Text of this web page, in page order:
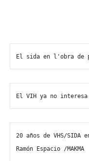
El sida en l'obra de
El VIH ya no
20 años de VHS/
Ramón Espacio /MAKMA